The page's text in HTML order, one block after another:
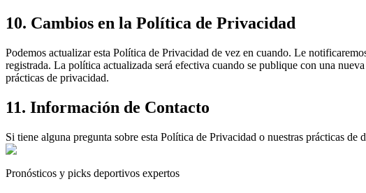
10. Cambios en la Política de Privacidad
Podemos actualizar esta Política de Privacidad de vez en cuando. Le
registrada. La política actualizada será efectiva cuando se publique con una
prácticas de privacidad.
11. Información de Contacto
Si tiene alguna pregunta sobre esta Política de Privacidad o nuestras prácticas
Pronósticos y picks deportivos expertos